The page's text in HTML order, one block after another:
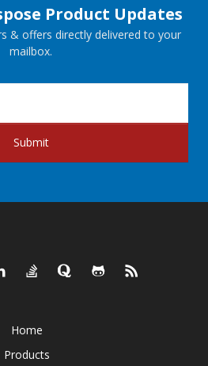
Product Updates
& offers directly delivered to your
mailbox.
Submit
Home
Products